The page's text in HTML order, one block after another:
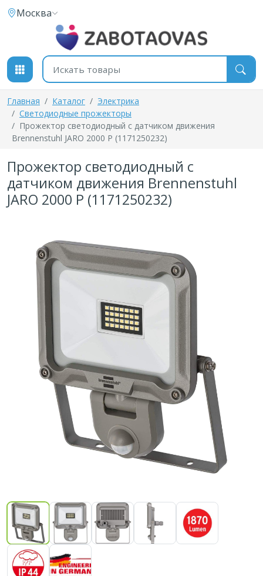
К содержимому
Москва
Поиск товаров
Главная Каталог
Электрика
Светодиодные прожекторы
Прожектор светодиодный с датчиком движения
Brennenstuhl JARO 2000 P (1171250232)
Прожектор светодиодный с
датчиком движения Brennenstuhl
JARO 2000 P (1171250232)